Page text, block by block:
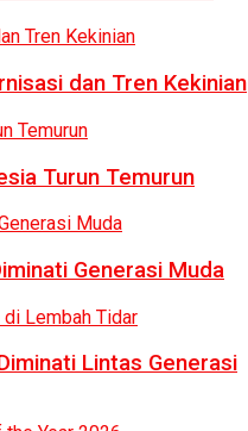
dan Tren Kekinian
Turun Temurun
Generasi Muda
Lintas Generasi